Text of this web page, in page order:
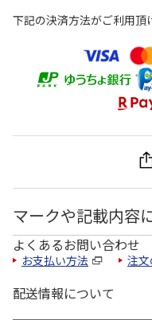
下記の決済方法がご利用頂
マークや記載内容
よくあるお問い合わせ
お支払い方法 注
配送情報について